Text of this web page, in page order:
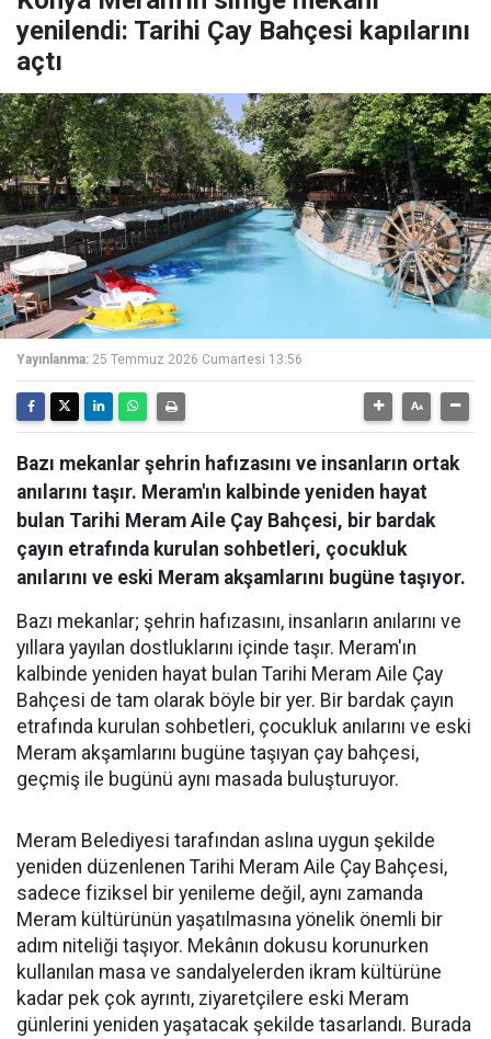
yenilendi: Tarihi Çay Bahçesi kapılarını
açtı
Yayınlanma: 25 Temmuz 2026 Cumartesi 13:56
Bazı mekanlar şehrin hafızasını ve insanların ortak
anılarını taşır. Meram'ın kalbinde yeniden hayat
bulan Tarihi Meram Aile Çay Bahçesi, bir bardak
çayın etrafında kurulan sohbetleri, çocukluk
anılarını ve eski Meram akşamlarını bugüne taşıyor.
Bazı mekanlar; şehrin hafızasını, insanların anılarını ve
yıllara yayılan dostluklarını içinde taşır. Meram'ın
kalbinde yeniden hayat bulan Tarihi Meram Aile Çay
Bahçesi de tam olarak böyle bir yer. Bir bardak çayın
etrafında kurulan sohbetleri, çocukluk anılarını ve eski
Meram akşamlarını bugüne taşıyan çay bahçesi,
geçmiş ile bugünü aynı masada buluşturuyor.
Meram Belediyesi tarafından aslına uygun şekilde
yeniden düzenlenen Tarihi Meram Aile Çay Bahçesi,
sadece fiziksel bir yenileme değil, aynı zamanda
Meram kültürünün yaşatılmasına yönelik önemli bir
adım niteliği taşıyor. Mekânın dokusu korunurken
kullanılan masa ve sandalyelerden ikram kültürüne
kadar pek çok ayrıntı, ziyaretçilere eski Meram
günlerini yeniden yaşatacak şekilde tasarlandı. Burada